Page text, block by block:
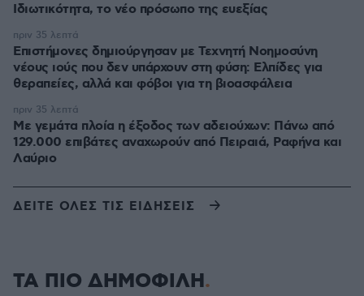
Ιδιωτικότητα, το νέο πρόσωπο της ευεξίας
Επιστήμονες δημιούργησαν με Τεχνητή Νοημοσύνη
νέους ιούς που δεν υπάρχουν στη φύση: Ελπίδες για
θεραπείες, αλλά και φόβοι για τη βιοασφάλεια
πριν 35 λεπτά
Με γεμάτα πλοία η έξοδος των αδειούχων: Πάνω από
129.000 επιβάτες αναχωρούν από Πειραιά, Ραφήνα και
Λαύριο
πριν 35 λεπτά
ΔΕΙΤΕ ΟΛΕΣ ΤΙΣ ΕΙΔΗΣΕΙΣ
ΤΑ ΠΙΟ ΔΗΜΟΦΙΛΗ